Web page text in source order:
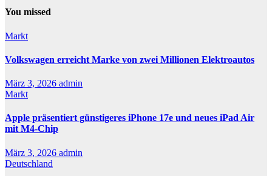
You missed
Markt
Volkswagen erreicht Marke von zwei Millionen Elektroautos
März 3, 2026 admin
Markt
Apple präsentiert günstigeres iPhone 17e und neues iPad Air
mit M4-Chip
März 3, 2026 admin
Deutschland